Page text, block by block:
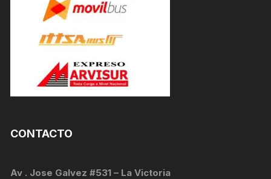
CONTACTO
Av . Jose Galvez #531 – La Victoria